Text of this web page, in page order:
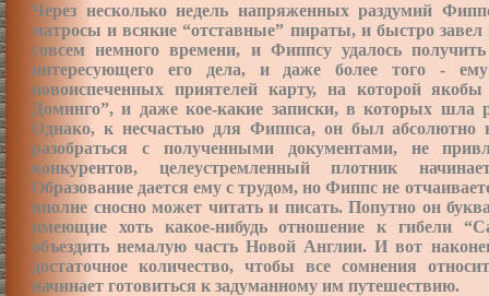
Через несколько недель напряженных раздумий
матросы и всякие “отставные” пираты, и быстро
совсем немного времени, и Фиппсу удалось
интересующего его дела, и даже более того -
новоиспеченных приятелей карту, на которой
Доминго”, и даже кое-какие записки, в которых шла
Однако, к несчастью для Фиппса, он был
разобраться с полученными документами, не
конкурентов, целеустремленный плотник
Образование дается ему с трудом, но Фиппс не
вполне сносно может читать и писать. Попутно он
имеющие хоть какое-нибудь отношение к гибели
объездить немалую часть Новой Англии. И вот
достаточное количество, чтобы все сомнения
начинает готовиться к задуманному им путешествию.